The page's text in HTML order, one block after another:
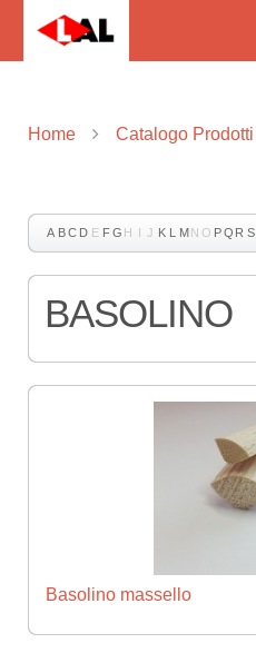
Home Catalogo Prodotti
A B C D E F G H I J K L M N O P Q R S
BASOLINO
Basolino massello